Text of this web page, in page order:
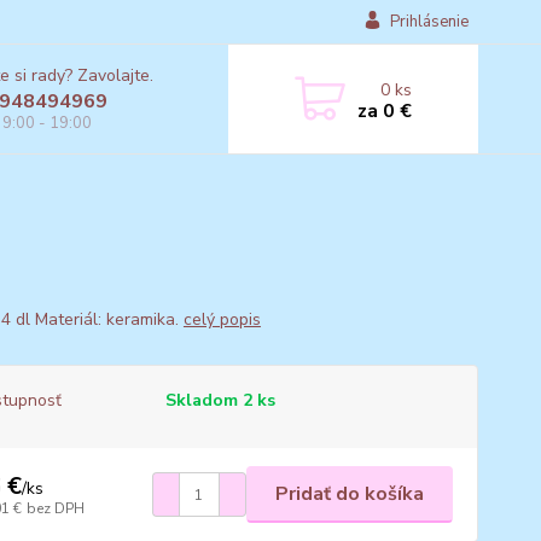
Prihlásenie
si rady? Zavolajte.
- 19:00
0ks
za 0 €
dl Materiál: keramika. celý popis
Skladom 2 ks
€/ks
€ bez DPH
Pridať do košíka